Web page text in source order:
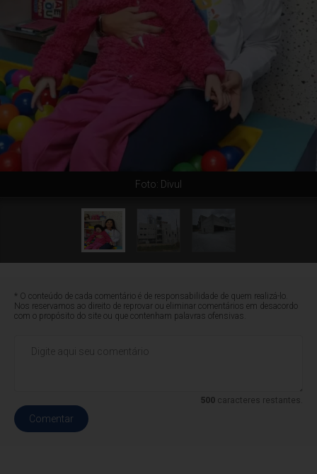
Foto: Divul
* O conteúdo de cada comentário é de responsabilidade de quem realizá-lo.
Nos reservamos ao direito de reprovar ou eliminar comentários em desacordo
com o propósito do site ou que contenham palavras ofensivas.
500caracteres restantes.
Comentar